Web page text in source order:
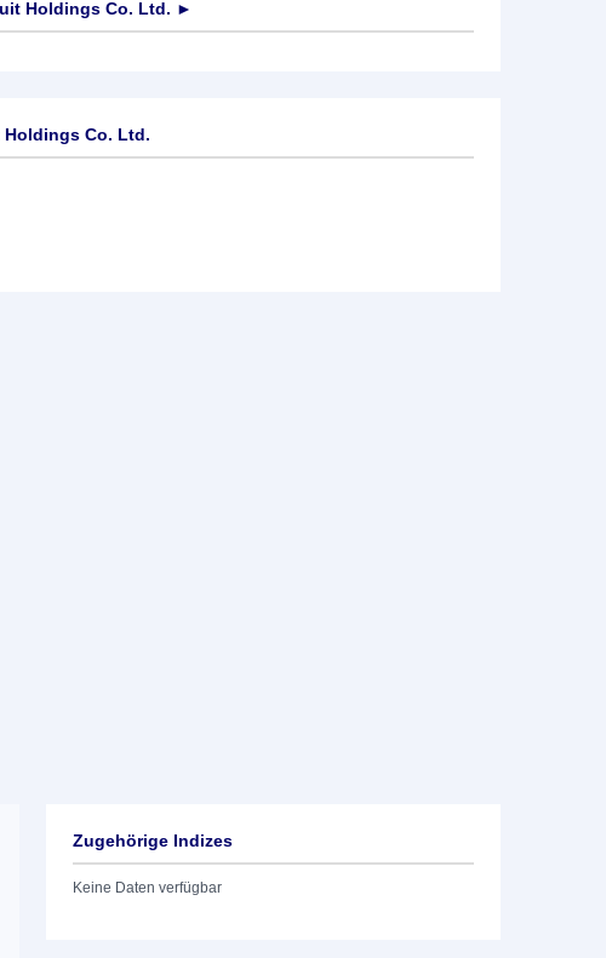
Holdings Co. Ltd. ►
Holdings Co. Ltd.
Zugehörige Indizes
Keine Daten verfügbar